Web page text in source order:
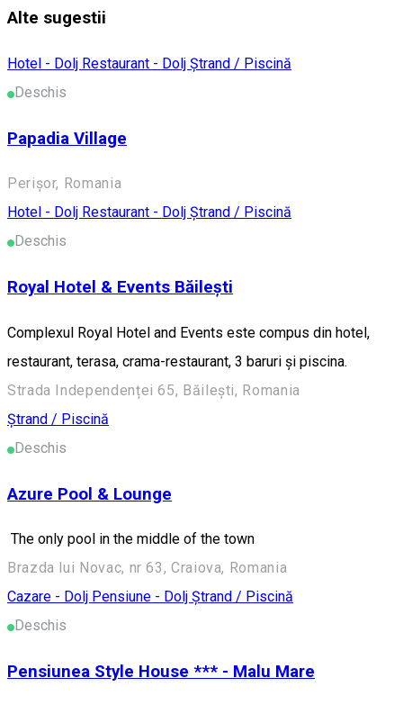
Alte sugestii
Hotel - Dolj Restaurant - Dolj Ștrand / Piscină
Deschis
Papadia Village
Perișor, Romania
Hotel - Dolj Restaurant - Dolj Ștrand / Piscină
Deschis
Royal Hotel & Events Băilești
Complexul Royal Hotel and Events este compus din hotel,
restaurant, terasa, crama-restaurant, 3 baruri și piscina.
Strada Independenței 65, Băilești, Romania
Ștrand / Piscină
Deschis
Azure Pool & Lounge
The only pool in the middle of the town
Brazda lui Novac, nr 63, Craiova, Romania
Cazare - Dolj Pensiune - Dolj Ștrand / Piscină
Deschis
Pensiunea Style House *** - Malu Mare